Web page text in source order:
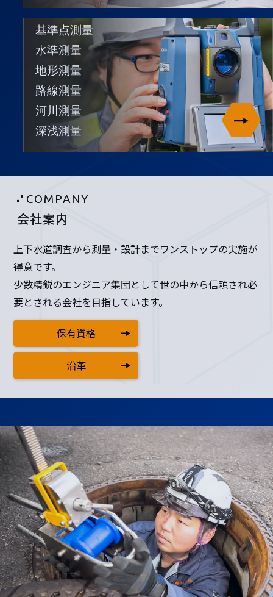
基準点測量
水準測量
地形測量
路線測量
河川測量
深浅測量
COMPANY
会社案内
上下水道調査から測量・設計までワンストップの実施が
得意です。
少数精鋭のエンジニア集団として世の中から信頼され必
要とされる会社を目指しています。
保有資格
沿革